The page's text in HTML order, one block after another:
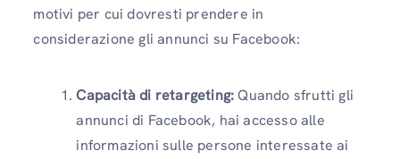
motivi per cui dovresti prendere in
considerazione gli annunci su Facebook:
Capacità di retargeting:Quando sfrutti gli
annunci di Facebook, hai accesso alle
informazioni sulle persone interessate ai